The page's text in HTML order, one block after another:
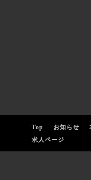
Top お知らせ
求人ページ